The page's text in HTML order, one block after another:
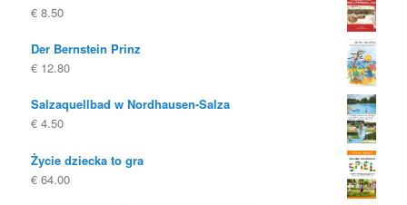
€ 8.50
Der Bernstein Prinz
€ 12.80
Salzaquellbad w Nordhausen-Salza
€ 4.50
Życie dziecka to gra
€ 64.00